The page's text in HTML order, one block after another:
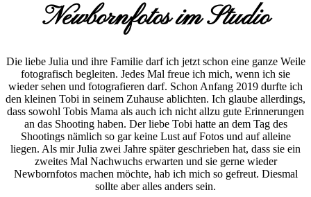
Newbornfotos im Studio
Die liebe Julia und ihre Familie darf ich jetzt schon eine ganze Weile
fotografisch begleiten. Jedes Mal freue ich mich, wenn ich sie
wieder sehen und fotografieren darf. Schon Anfang 2019 durfte ich
den kleinen Tobi in seinem Zuhause ablichten. Ich glaube allerdings,
dass sowohl Tobis Mama als auch ich nicht allzu gute Erinnerungen
an das Shooting haben. Der liebe Tobi hatte an dem Tag des
Shootings nämlich so gar keine Lust auf Fotos und auf alleine
liegen. Als mir Julia zwei Jahre später geschrieben hat, dass sie ein
zweites Mal Nachwuchs erwarten und sie gerne wieder
Newbornfotos machen möchte, hab ich mich so gefreut. Diesmal
sollte aber alles anders sein.